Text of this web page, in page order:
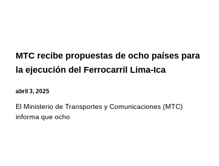
MTC recibe propuestas de ocho países para
la ejecución del Ferrocarril Lima-Ica
abril 3, 2025
El Ministerio de Transportes y Comunicaciones (MTC)
informa que ocho